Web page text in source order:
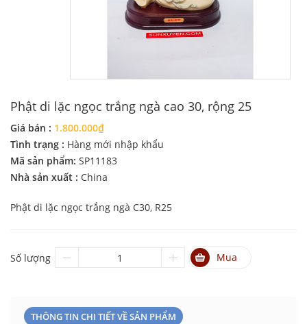
Phật di lặc ngọc trắng ngà cao 30, rộng 25
Giá bán : 1.800.000₫
Tình trạng : Hàng mới nhập khẩu
Mã sản phẩm: SP11183
Nhà sản xuất : China
Phật di lặc ngọc trắng ngà C30, R25
Số lượng Mua
THÔNG TIN CHI TIẾT VỀ SẢN PHẨM